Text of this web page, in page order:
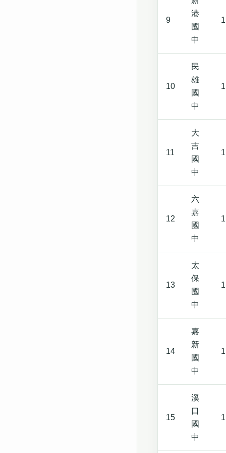
9
港
國
中
1
10
民
雄
國
中
1
11
大
吉
國
中
1
12
六
嘉
國
中
1
13
太
保
國
中
1
14
嘉
新
國
中
1
15
溪
口
國
中
1